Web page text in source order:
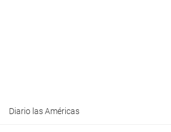
Diario las Américas